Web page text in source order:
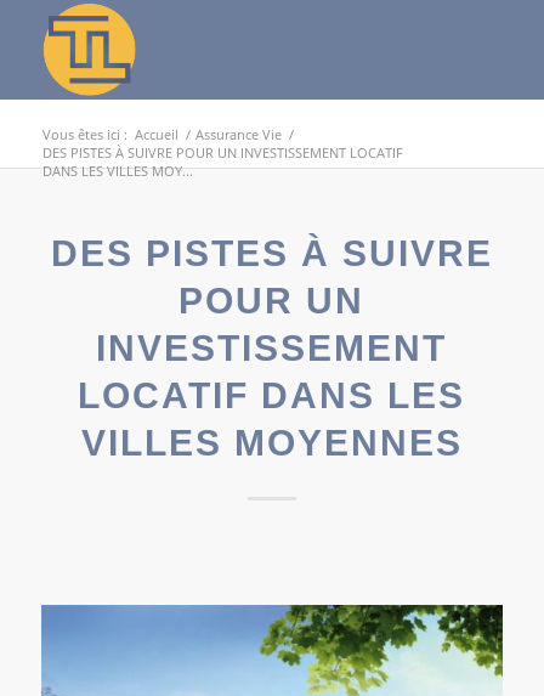
Vous êtes ici : Accueil / Assurance Vie /
DES PISTES À SUIVRE POUR UN INVESTISSEMENT LOCATIF
DANS LES VILLES MOY...
DES PISTES À SUIVRE
POUR UN
INVESTISSEMENT
LOCATIF DANS LES
VILLES MOYENNES